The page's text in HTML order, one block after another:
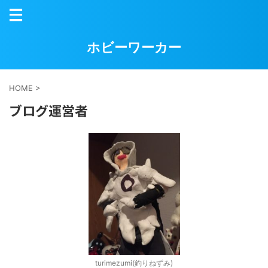
ホビーワーカー
HOME >
ブログ運営者
turimezumi(釣りねずみ)